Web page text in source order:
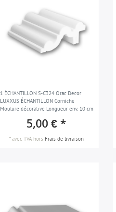
1 ÉCHANTILLON S-C324 Orac Decor
LUXXUS ÉCHANTILLON Corniche
Moulure décorative Longueur env. 10 cm
5,00 € *
*avec TVA hors Frais de livraison